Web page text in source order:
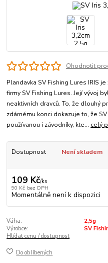
Ohodnotit
Plandavka SV Fishing Lures IRIS
firmy SV Fishing Lures. Její vývoj
neaktivních dravců. To, že dlouhý
zdárnému konci dokazuje to, že
používanou i závodníky, kte... celý
Dostupnost Není skladem
109 Kč/ks
90 Kč bez DPH
Momentálně není k dispozici
Váha:
2,5g
Výrobce:
SV
Hlídat cenu / dostupnost
Do oblíbených